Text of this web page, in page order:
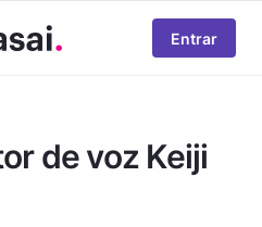
Entrar
de voz Keiji